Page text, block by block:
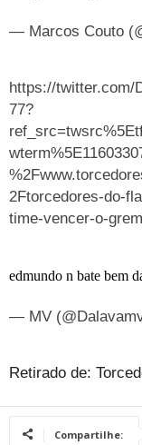
— Marcos Couto
https://twitter.com/
77?
2Ftorcedores-do-
time-vencer-o-
edmundo n bate bem
— MV
Retirado de:
Compartilhe: